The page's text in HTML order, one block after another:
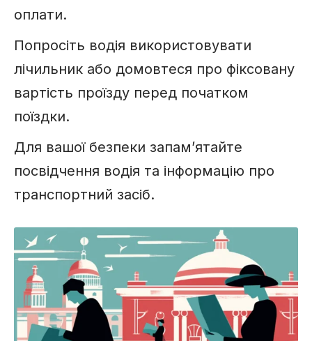
оплати.
Попросіть водія використовувати
лічильник або домовтеся про фіксовану
вартість проїзду перед початком
поїздки.
Для вашої безпеки запам’ятайте
посвідчення водія та інформацію про
транспортний засіб.